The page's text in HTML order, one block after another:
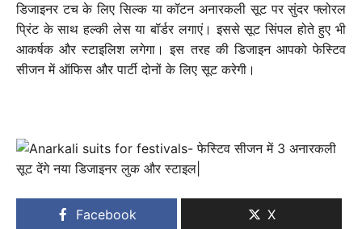
डिजाइनर टच के लिए सिल्क या कॉटन अनारकली सूट पर सुंदर फ्लोरल
प्रिंट के साथ हल्की लेस या बॉर्डर लगाएं। इससे सूट सिंपल होते हुए भी
आकर्षक और स्टाइलिश लगेगा। इस तरह की डिजाइन आपको फेस्टिव
सीजन में ऑफिस और पार्टी दोनों के लिए सूट करेगी।
Facebook X